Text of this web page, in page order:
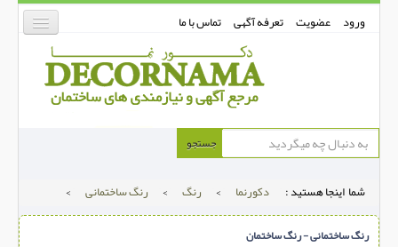
ورود عضویت تعرفه آگهی تماس با ما
دکورنما
دیوارپوش
دکوراسیون داخلی
جستجو
شما اینجا هستید : دکورنما > رنگ > رنگ ساختمانی >
رنگ ساختمانی - رنگ ساختمان